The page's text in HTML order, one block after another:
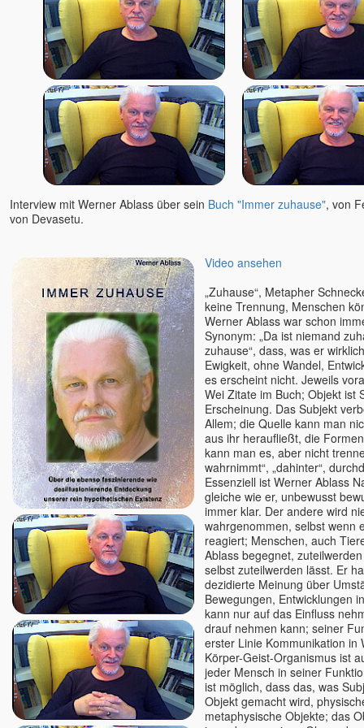
Teresa-Maria Sura
Thomas Herz
Thomas Karow
Thomas Mariam Sura u.
Teresa Sura
Tim Taxis
Tobias
Tony Parsons
Tony Samara
Tyohar
Unmani
Uwe Lilienthal
Vanessa
Veeresh †
Veit Lindau
Venu (Marie)
Verena Fleißner Egobuster
Verena Kamphausen
Vincenzo Califano
Vincenzo Kavod Altepost
Werner Meier
Wilhelm Reich
Willigis Jäger †
Wojtek Gorecki
Wolfgang Kerschbaummayr
Yod †
Yolande Duran-Serrano
Yvonne Unger
Zanko
Interview mit Werner Ablass über sein Buch "Immer zuhause", von
von Devasetu.
Video ansehen
„Zuhause“, Metapher
keine Trennung, Menschen
Werner Ablass war schon
Synonym: „Da ist niemand
zuhause“, dass, was er
Ewigkeit, ohne Wandel,
es erscheint nicht. Jeweils
Wei Zitate im Buch; Objekt ist
Erscheinung. Das Subjekt
Allem; die Quelle kann man
aus ihr heraufließt, die
kann man es, aber nicht
wahrnimmt“, „dahinter“,
Essenziell ist Werner Ablass
gleiche wie er, unbewusst
immer klar. Der andere wird
wahrgenommen, selbst wenn
reagiert; Menschen, auch
Ablass begegnet,
selbst zuteilwerden lässt. Er
dezidierte Meinung über
Bewegungen, Entwicklungen
kann nur auf das Einfluss
drauf nehmen kann; seiner
erster Linie Kommunikation in
Körper-Geist-Organismus ist
jeder Mensch in seiner
ist möglich, dass das, was
Objekt gemacht wird,
metaphysische Objekte; das